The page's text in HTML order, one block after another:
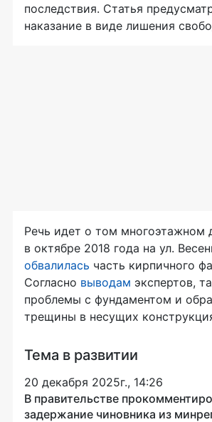
последствия. Статья
наказание в виде лишения
Речь идет о том многоэтажном
в октябре 2018 года на ул.
обвалилась часть кирпичного
Согласно выводам экспертов,
проблемы с фундаментом и
трещины в несущих
Тема в развитии
20 декабря 2025г., 14:26
В правительстве
задержание чиновника из